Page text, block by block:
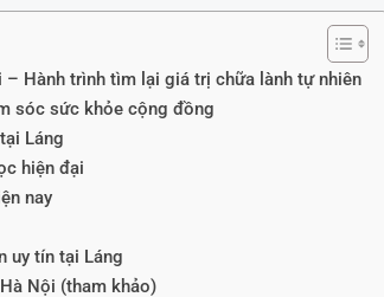
Hành trình tìm lại giá trị chữa lành tự nhiên
sóc sức khỏe cộng đồng
Láng
hiện đại
nay
uy tín tại Láng
Nội (tham khảo)